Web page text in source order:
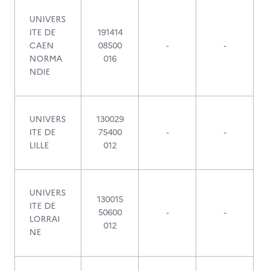
UNIVERS
ITE DE
CAEN
NORMA
NDIE
191414
08500
016
- -
UNIVERS
ITE DE
LILLE
130029
75400
012
- -
UNIVERS
ITE DE
LORRAI
NE
130015
50600
012
- -